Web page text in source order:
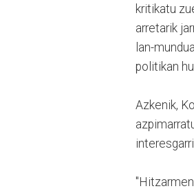
kritikatu
arretarik
lan-
politikan
Azkenik,